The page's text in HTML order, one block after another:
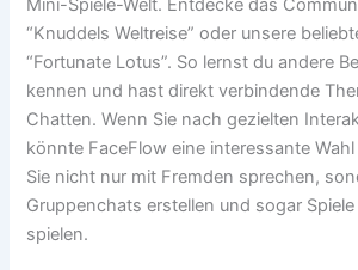
“Knuddels Weltreise” oder unsere
“Fortunate Lotus”. So lernst du andere
kennen und hast direkt verbindende
Chatten. Wenn Sie nach gezielten
könnte FaceFlow eine interessante
Sie nicht nur mit Fremden sprechen,
Gruppenchats erstellen und sogar
spielen.